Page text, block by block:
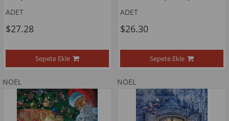
ADET
$27.28
Sepete Ekle
ADET
$26.30
Sepete Ekle
NOEL NOEL